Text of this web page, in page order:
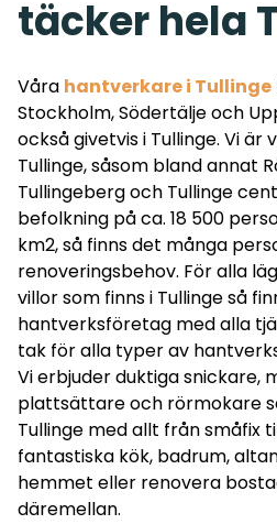
täcker hela
Våra hantverkare i Tullinge
Stockholm,Södertälje och
också givetvis i Tullinge. Vi är
Tullinge, såsom bland annat
Tullingeberg och Tullinge
befolkning på ca. 18 500
km2, så finns det många
renoveringsbehov. För alla
villor som finns i Tullinge så
hantverksföretag med alla
tak för alla typer av
Vi erbjuder duktiga snickare,
plattsättare och rörmokare
Tullinge med allt från småfix
fantastiska kök, badrum,
hemmet eller renovera
däremellan.